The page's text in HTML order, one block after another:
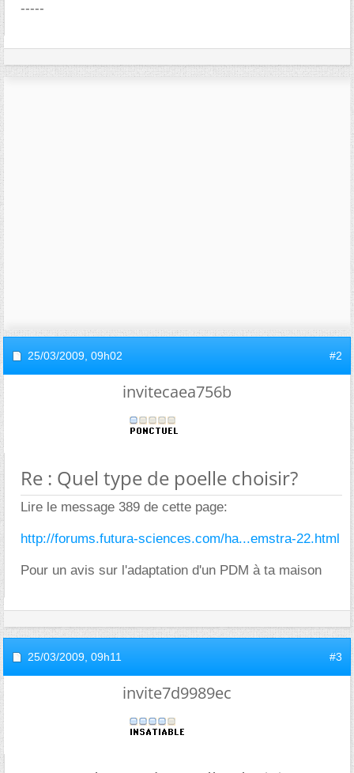
-----
25/03/2009, 09h02 #2
invitecaea756b
Re : Quel type de poelle choisir?
Lire le message 389 de cette page:
http://forums.futura-sciences.com/ha...emstra-22.html
Pour un avis sur l'adaptation d'un PDM à ta maison
25/03/2009, 09h11 #3
invite7d9989ec